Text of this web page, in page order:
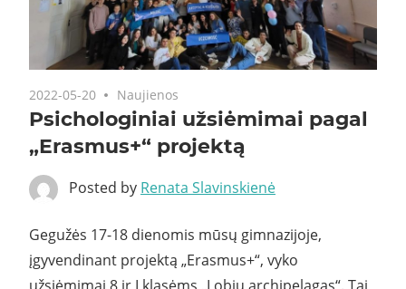
2022-05-20 Naujienos
Psichologiniai užsiėmimai pagal
„Erasmus+“ projektą
Posted by Renata Slavinskienė
Gegužės 17-18 dienomis mūsų gimnazijoje,
įgyvendinant projektą „Erasmus+“, vyko